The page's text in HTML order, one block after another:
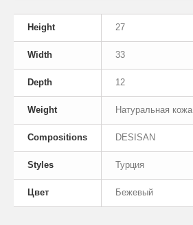
Height 27
Width 33
Depth 12
Weight Натуральная кожа
Compositions DESISAN
Styles Турция
Цвет Бежевый